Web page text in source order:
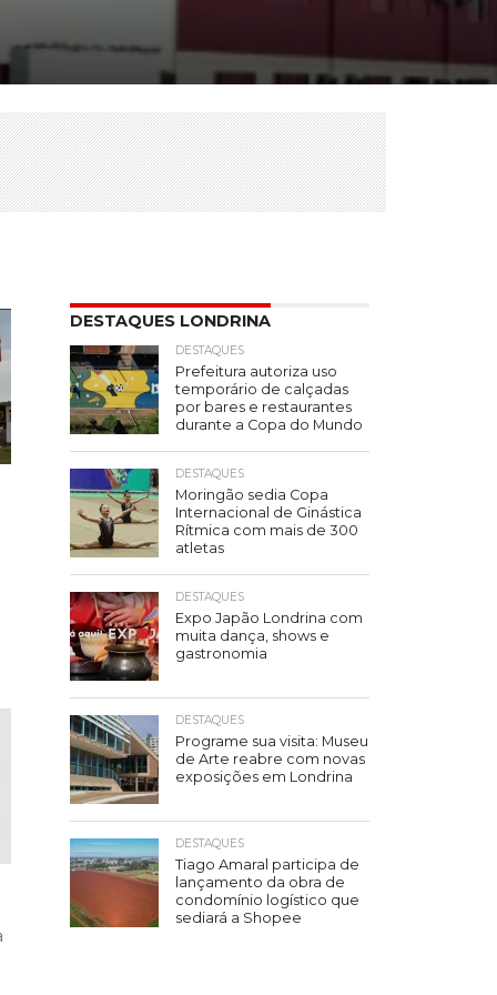
DESTAQUES LONDRINA
DESTAQUES
Prefeitura autoriza uso
temporário de calçadas
por bares e restaurantes
durante a Copa do Mundo
DESTAQUES
Moringão sedia Copa
Internacional de Ginástica
Rítmica com mais de 300
atletas
DESTAQUES
Expo Japão Londrina com
muita dança, shows e
gastronomia
DESTAQUES
Programe sua visita: Museu
de Arte reabre com novas
exposições em Londrina
DESTAQUES
Tiago Amaral participa de
lançamento da obra de
condomínio logístico que
sediará a Shopee